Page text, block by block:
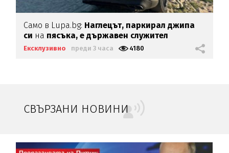
Само в Lupa.bg: Наглецът, паркирал джипа
си на пясъка, е държавен служител
Ексклузивно преди 3 часа 4180
СВЪРЗАНИ НОВИНИ